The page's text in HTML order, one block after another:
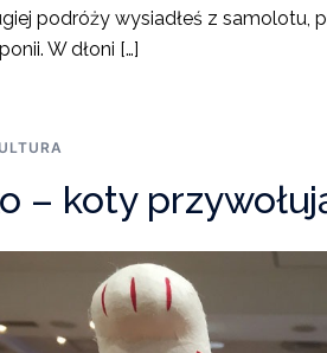
podróży wysiadłeś z
W dłoni […]
– koty